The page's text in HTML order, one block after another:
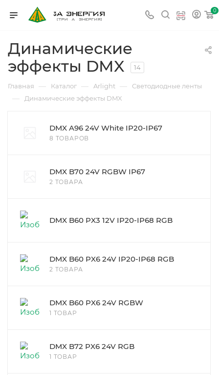
0
Динамические
эффекты DMX
14
Главная — Каталог — Arlight — Светодиодные ленты
— Динамические эффекты DMX
DMX A96 24V White IP20-IP67
8 ТОВАРОВ
DMX B70 24V RGBW IP67
2 ТОВАРА
DMX B60 PX3 12V IP20-IP68 RGB
DMX B60 PX6 24V IP20-IP68 RGB
2 ТОВАРА
DMX B60 PX6 24V RGBW
1 ТОВАР
DMX B72 PX6 24V RGB
1 ТОВАР